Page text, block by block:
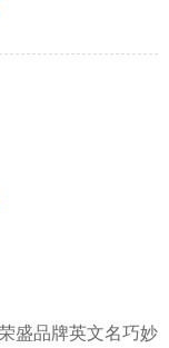
盛品牌英文名巧妙